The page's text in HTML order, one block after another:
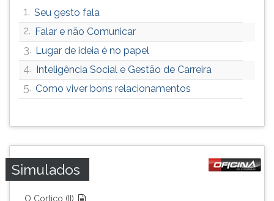
1. Seu gesto fala
2. Falar e não Comunicar
3. Lugar de ideia é no papel
4. Inteligência Social e Gestão de Carreira
5. Como viver bons relacionamentos
Simulados
O Cortiço (II)